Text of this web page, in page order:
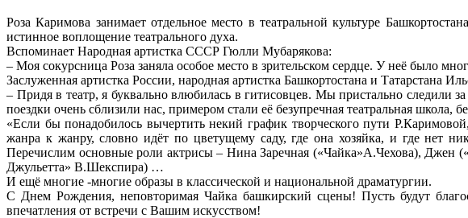
Роза Каримова занимает отдельное место в театральной культуре
истинное воплощение театрального духа.
Вспоминает Народная артистка СССР Гюлли Мубарякова:
– Моя сокурсница Роза заняла особое место в зрительском сердце. У неё было
Заслуженная артистка России, народная артистка Башкортостана и Татарстана
– Придя в театр, я буквально влюбилась в гитисовцев. Мы пристально следили
поездки очень сблизили нас, примером стали её безупречная театральная школа,
«Если бы понадобилось вычертить некий график творческого пути
жанра к жанру, словно идёт по цветущему саду, где она хозяйка, и где нет
Перечислим основные роли актрисы – Нина Заречная («Чайка»А.Чехова),
Джульетта» В.Шекспира) …
И ещё многие -многие образы в классической и национальной драматургии.
С Днем Рождения, неповторимая Чайка башкирский сцены! Пусть будут
впечатления от встречи с Вашим искусством!